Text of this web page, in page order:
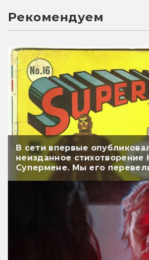
Рекомендуем
В сети впервые
неизданное стихотворение
Супермене. Мы его